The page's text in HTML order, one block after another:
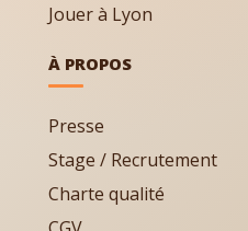
Jouer à Lyon
À PROPOS
Presse
Stage / Recrutement
Charte qualité